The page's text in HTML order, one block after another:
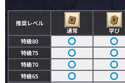
推奨レベル
通常
学び
特級80
特級75
特級70
特級65